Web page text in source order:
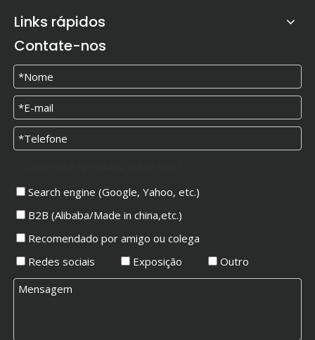
Links rápidos
Contate-nos
Search engine (Google, Yahoo, etc.)
B2B (Alibaba/Made in china,etc.)
Recomendado por amigo ou colega
Redes sociais
Exposição Outro